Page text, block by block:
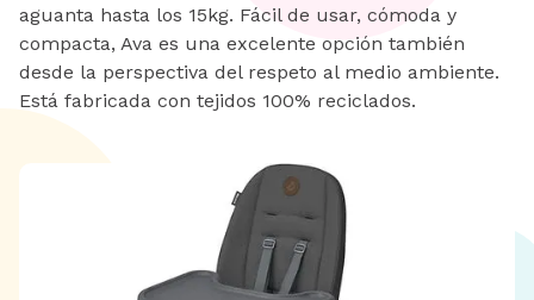
aguanta hasta los 15kg. Fácil de usar, cómoda y
compacta, Ava es una excelente opción también
desde la perspectiva del respeto al medio ambiente.
Está fabricada con tejidos 100% reciclados.